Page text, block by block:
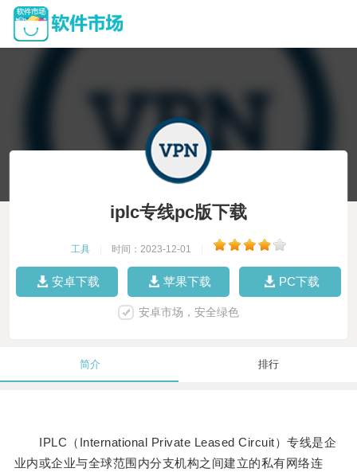
iplc专线pc版下载
工具 时间：2023-12-01
安卓下载 苹果下载 PC下载
安卓市场，安全绿色
简介 排行
IPLC（International Private Leased Circuit）专线是企
业内或企业与全球范围内分支机构之间建立的私有网络连